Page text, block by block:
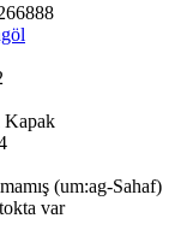
Kapak
(um:ag-Sahaf)
var